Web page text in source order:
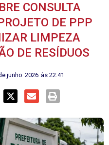
CONSULTA
DE PPP
LIMPEZA
DE RESÍDUOS
junho 2026 às 22:41